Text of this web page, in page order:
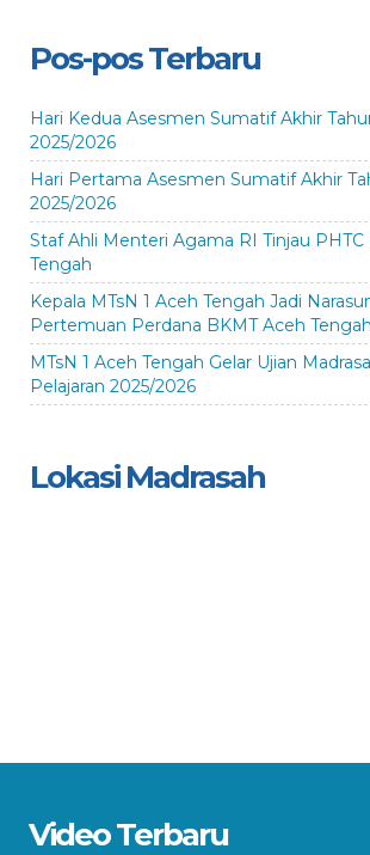
Pos-pos Terbaru
Hari Kedua Asesmen Sumatif Akhir
2025/2026
Hari Pertama Asesmen Sumatif Akhir
2025/2026
Staf Ahli Menteri Agama RI Tinjau PHTC
Tengah
Kepala MTsN 1 Aceh Tengah Jadi
Pertemuan Perdana BKMT Aceh Tengah
MTsN 1 Aceh Tengah Gelar Ujian
Pelajaran 2025/2026
Lokasi Madrasah
Video Terbaru